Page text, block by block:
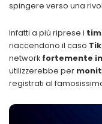
spingere verso una
Infatti a più riprese i
riaccendono il caso
network fortemente
utilizzerebbe per
registrati al